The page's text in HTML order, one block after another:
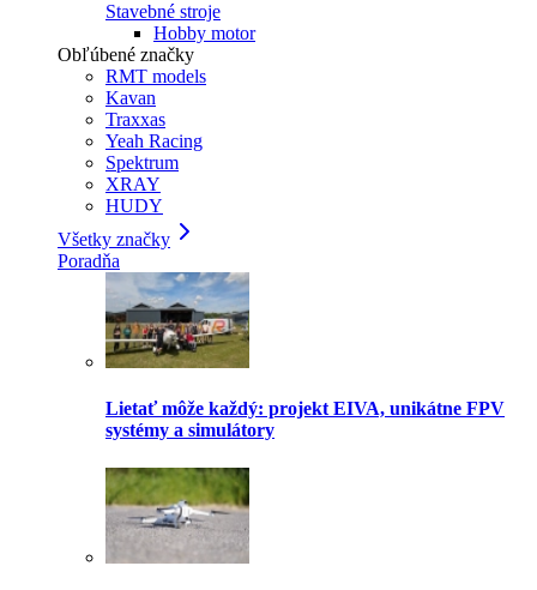
Stavebné stroje
Hobby motor
Obľúbené značky
RMT models
Kavan
Traxxas
Yeah Racing
Spektrum
XRAY
HUDY
Všetky značky
Poradňa
Lietať môže každý: projekt EIVA, unikátne FPV
systémy a simulátory